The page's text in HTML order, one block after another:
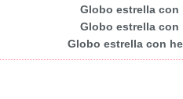
Globo estrella con
Globo estrella con
Globo estrella con